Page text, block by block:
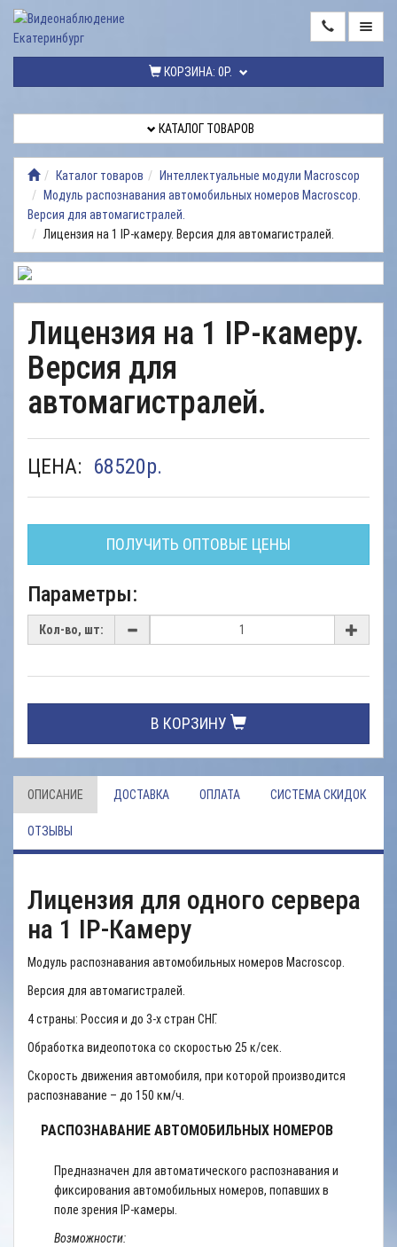
КОРЗИНА: 0Р.
ТОВАРОВ
ВИДЕОНАБЛЮДЕНИЯ
РЕМОНТ
ВИДЕОНАБЛЮДЕНИЯ
УСЛУГИ
РАБОТЫ
КОНТАКТЫ
КАТАЛОГ ТОВАРОВ
Каталог товаров
Интеллектуальные модули Macroscop
Модуль распознавания автомобильных номеров Macroscop.
Версия для автомагистралей.
Лицензия на 1 IP-камеру. Версия для автомагистралей.
Лицензия на 1 IP-камеру.
Версия для
автомагистралей.
ЦЕНА: 68520р.
ПОЛУЧИТЬ ОПТОВЫЕ ЦЕНЫ
Параметры:
Кол-во, шт:
В КОРЗИНУ
ОПИСАНИЕ ДОСТАВКА ОПЛАТА СИСТЕМА СКИДОК
ОТЗЫВЫ
Лицензия для одного сервера
на 1 IP-Камеру
Модуль распознавания автомобильных номеров Macroscop.
Версия для автомагистралей.
4 страны: Россия и до 3-х стран СНГ.
Обработка видеопотока со скоростью 25 к/сек.
Скорость движения автомобиля, при которой производится
распознавание – до 150 км/ч.
РАСПОЗНАВАНИЕ АВТОМОБИЛЬНЫХ НОМЕРОВ
Предназначен для автоматического распознавания и
фиксирования автомобильных номеров, попавших в
поле зрения IP-камеры.
Возможности: